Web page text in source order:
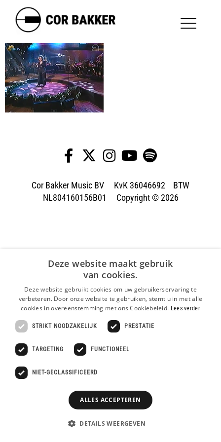
Cor Bakker Music BV KvK 36046692 BTW
NL804160156B01 Copyright © 2026
Deze website maakt gebruik
van cookies.
Deze website gebruikt cookies om uw gebruikerservaring te
verbeteren. Door onze website te gebruiken, stemt u in met alle
cookies in overeenstemming met ons Cookiebeleid. Lees verder
STRIKT NOODZAKELIJK PRESTATIE
TARGETING FUNCTIONEEL
NIET-GECLASSIFICEERD
ALLES ACCEPTEREN
DETAILS WEERGEVEN